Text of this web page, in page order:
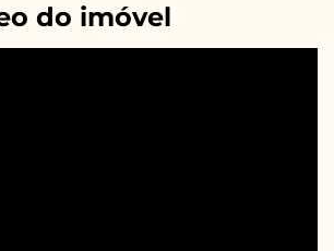
do imóvel